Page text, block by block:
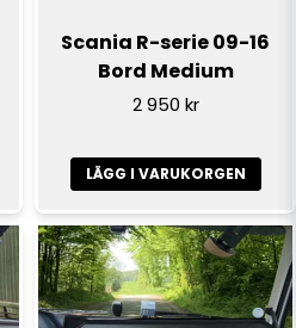
Scania R-serie 09-16
Bord Medium
2 950 kr
LÄGG I VARUKORGEN